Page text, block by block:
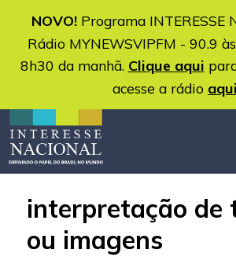
NOVO!Programa INTERESSE
Rádio MYNEWSVIPFM - 90.9
8h30 da manhã. Clique aqui
acesse a rádio aqui
interpretação de
ou imagens